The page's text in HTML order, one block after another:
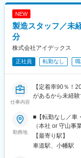
NEW
製造スタッフ／未
分
株式会社アイデックス
正社員 転勤なし
仕事内容
【定着率90％！
があるから未経
勤務地
■【転勤なし／車
（本社 or 守山
町2-66└最寄り
分・守山事業所
【最寄り駅】
車道駅、小幡駅